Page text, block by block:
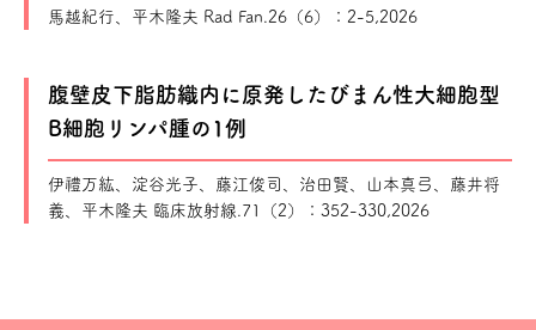
馬越紀行、平木隆夫 Rad Fan.26（6）：2-5,2026
腹壁皮下脂肪織内に原発したびまん性大細胞型
B細胞リンパ腫の1例
伊禮万紘、淀谷光子、藤江俊司、治田賢、山本真弓、藤井将
義、平木隆夫 臨床放射線.71（2）：352-330,2026